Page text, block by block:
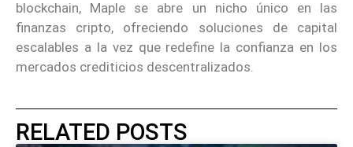
blockchain, Maple se abre un nicho único en las
finanzas cripto, ofreciendo soluciones de capital
escalables a la vez que redefine la confianza en los
mercados crediticios descentralizados.
RELATED POSTS